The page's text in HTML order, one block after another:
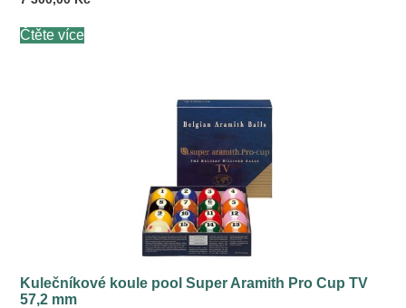
Čtěte více
Kulečníkové koule pool Super Aramith Pro Cup TV
57,2 mm